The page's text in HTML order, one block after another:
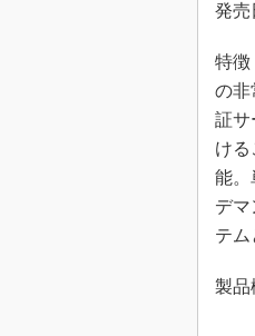
発売
特徴
の非
証サ
ける
能。
デ
テム
製品